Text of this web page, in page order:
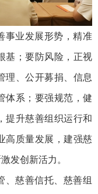
事业发展形势，精准
基；要防风险，正视
理、公开募捐、信息
体系；要强规范，健
提升慈善组织运行和
高质量发展，建强慈
发创新活力。
、慈善信托、慈善组